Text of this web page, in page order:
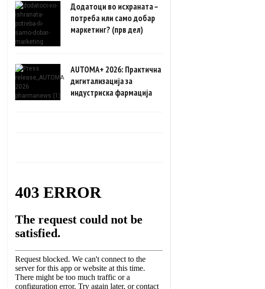
Додатоци во исхраната –
потреба или само добар
маркетинг? (прв дел)
AUTOMA+ 2026: Практична
дигитализација за
индустриска фармација